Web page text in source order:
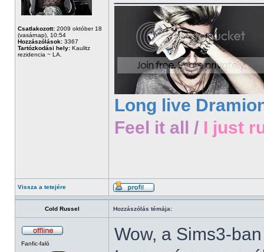
Csatlakozott: 2009 október 18
(vasárnap), 10:54
Hozzászólások: 3367
Tartózkodási hely: Kaulitz
rezidencia ~ LA.
Long live
Feel it all / I just
Vissza a tetejére
Cold Russel Hozzászólás témája:
Fanfic-faló
Wow, a Sims3-